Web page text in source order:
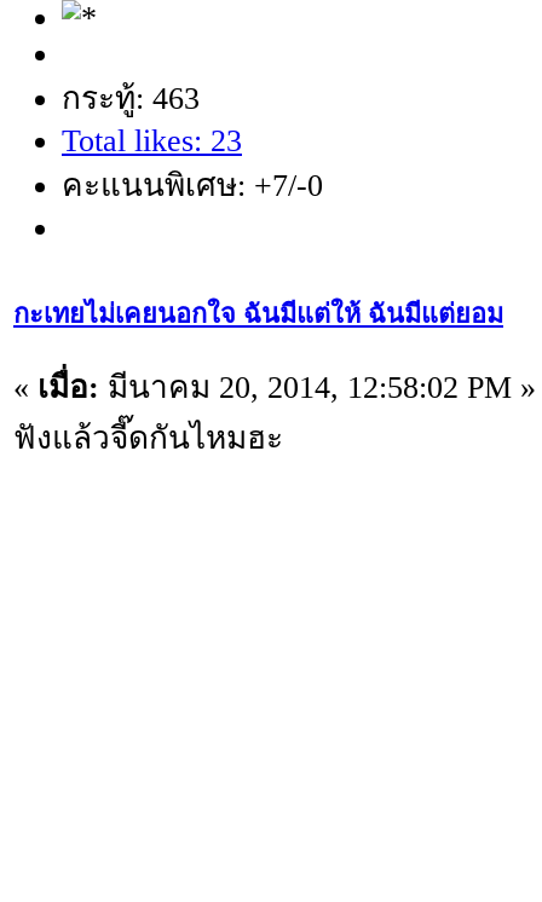
กระทู้: 463
Total likes: 23
คะแนนพิเศษ: +7/-0
กะเทยไม่เคยนอกใจ ฉันมีแต่ให้ ฉันมีแต่ยอม
« เมื่อ: มีนาคม 20, 2014, 12:58:02 PM »
ฟังแล้วจี๊ดกันไหมฮะ